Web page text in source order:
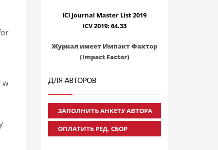
w
ICI Journal Master List 2019
ICV 2019: 64.33
Журнал имеет Импакт Фактор
(Impact Factor)
ДЛЯ АВТОРОВ
ЗАПОЛНИТЬ АНКЕТУ АВТОРА
ОПЛАТИТЬ РЕД. СБОР